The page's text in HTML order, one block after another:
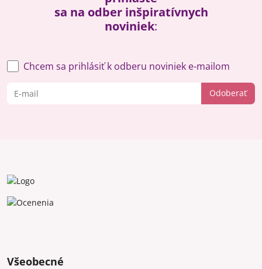
sa na odber inšpiratívnych
noviniek:
Odoberať
Chcem sa prihlásiť k odberu noviniek e-mailom
Všeobecné